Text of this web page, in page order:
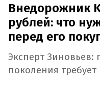
Внедорожник
рублей: что
перед его
Эксперт Зиновьев:
поколения